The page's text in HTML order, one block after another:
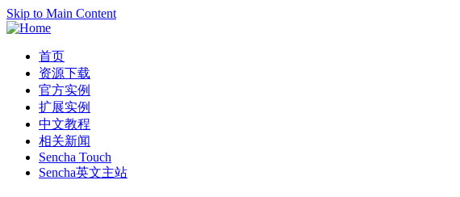
Skip to Main Content
首页
资源下载
官方实例
扩展实例
中文教程
相关新闻
Sencha Touch
Sencha英文主站